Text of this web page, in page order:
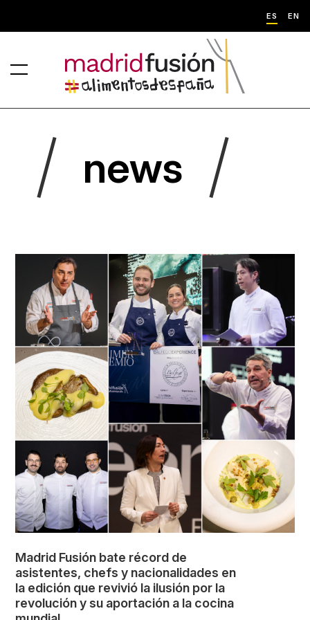
ES EN
news
Madrid Fusión bate récord de
asistentes, chefs y nacionalidades en
la edición que revivió la ilusión por la
revolución y su aportación a la cocina